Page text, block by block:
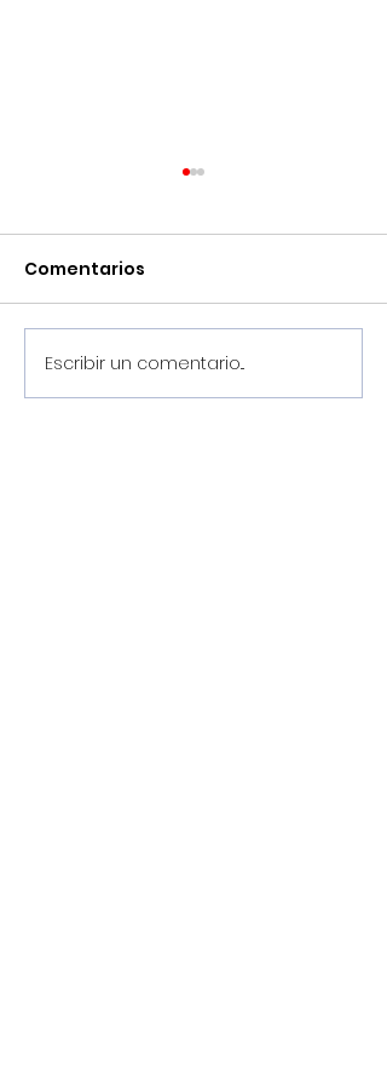
¡Pretemporada
2026/2027, en marcha!
Comentarios
Escribir un comentario...